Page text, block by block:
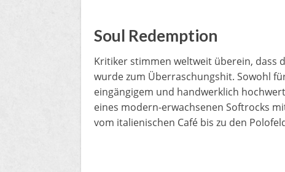
Soul Redemption
Kritiker stimmen weltweit überein, dass
wurde zum Überraschungshit. Sowohl
eingängigem und handwerklich
eines modern-erwachsenen Softrocks
vom italienischen Café bis zu den